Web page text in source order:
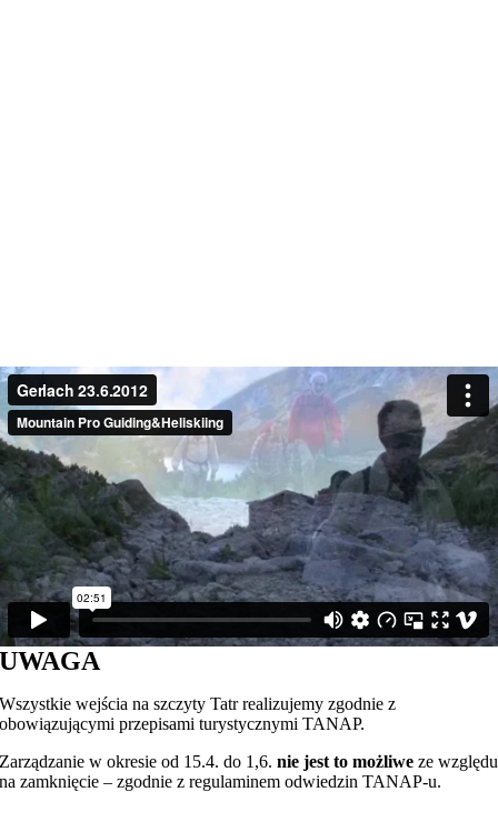
UWAGA
Wszystkie wejścia na szczyty Tatr realizujemy zgodnie z
obowiązującymi przepisami turystycznymi TANAP.
Zarządzanie w okresie od 15.4. do 1,6.nie jest to możliwe ze względu
na zamknięcie – zgodnie z regulaminem odwiedzin TANAP-u.